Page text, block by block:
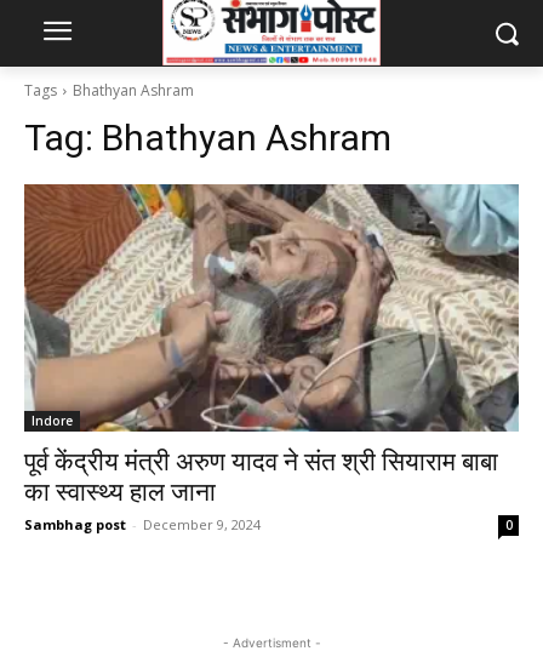
Tags Bhathyan Ashram
Tag: Bhathyan Ashram
Indore
पूर्व केंद्रीय मंत्री अरुण यादव ने संत श्री सियाराम बाबा
का स्वास्थ्य हाल जाना
Sambhag post - December 9, 2024 0
- Advertisment -